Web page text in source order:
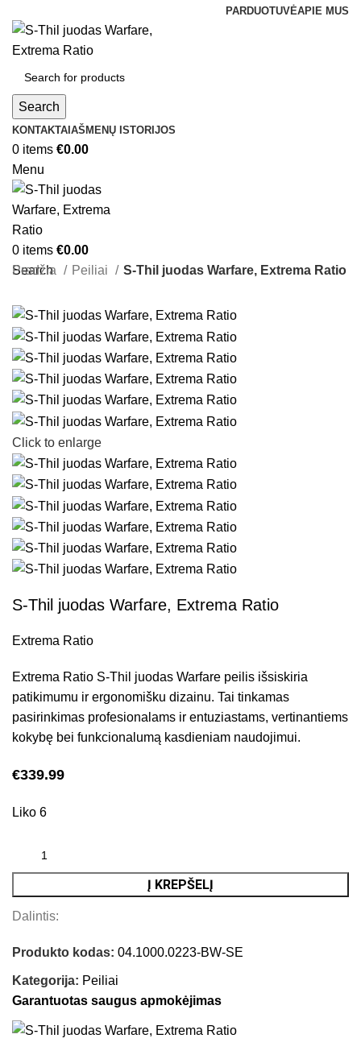
PARDUOTUVĖAPIE MUS
Search
KONTAKTAI AŠMENŲ ISTORIJOS
0 items €0.00
Menu
0 items €0.00
Search
Pradžia Peiliai S-Thil juodas Warfare, Extrema Ratio
Click to enlarge
S-Thil juodas Warfare, Extrema Ratio
Extrema Ratio
Extrema Ratio S-Thil juodas Warfare peilis išsiskiria
patikimumu ir ergonomišku dizainu. Tai tinkamas
pasirinkimas profesionalams ir entuziastams, vertinantiems
kokybę bei funkcionalumą kasdieniam naudojimui.
€339.99
Liko 6
Į KREPŠELĮ
Dalintis:
Produkto kodas:04.1000.0223-BW-SE
Kategorija: Peiliai
Garantuotas saugus apmokėjimas